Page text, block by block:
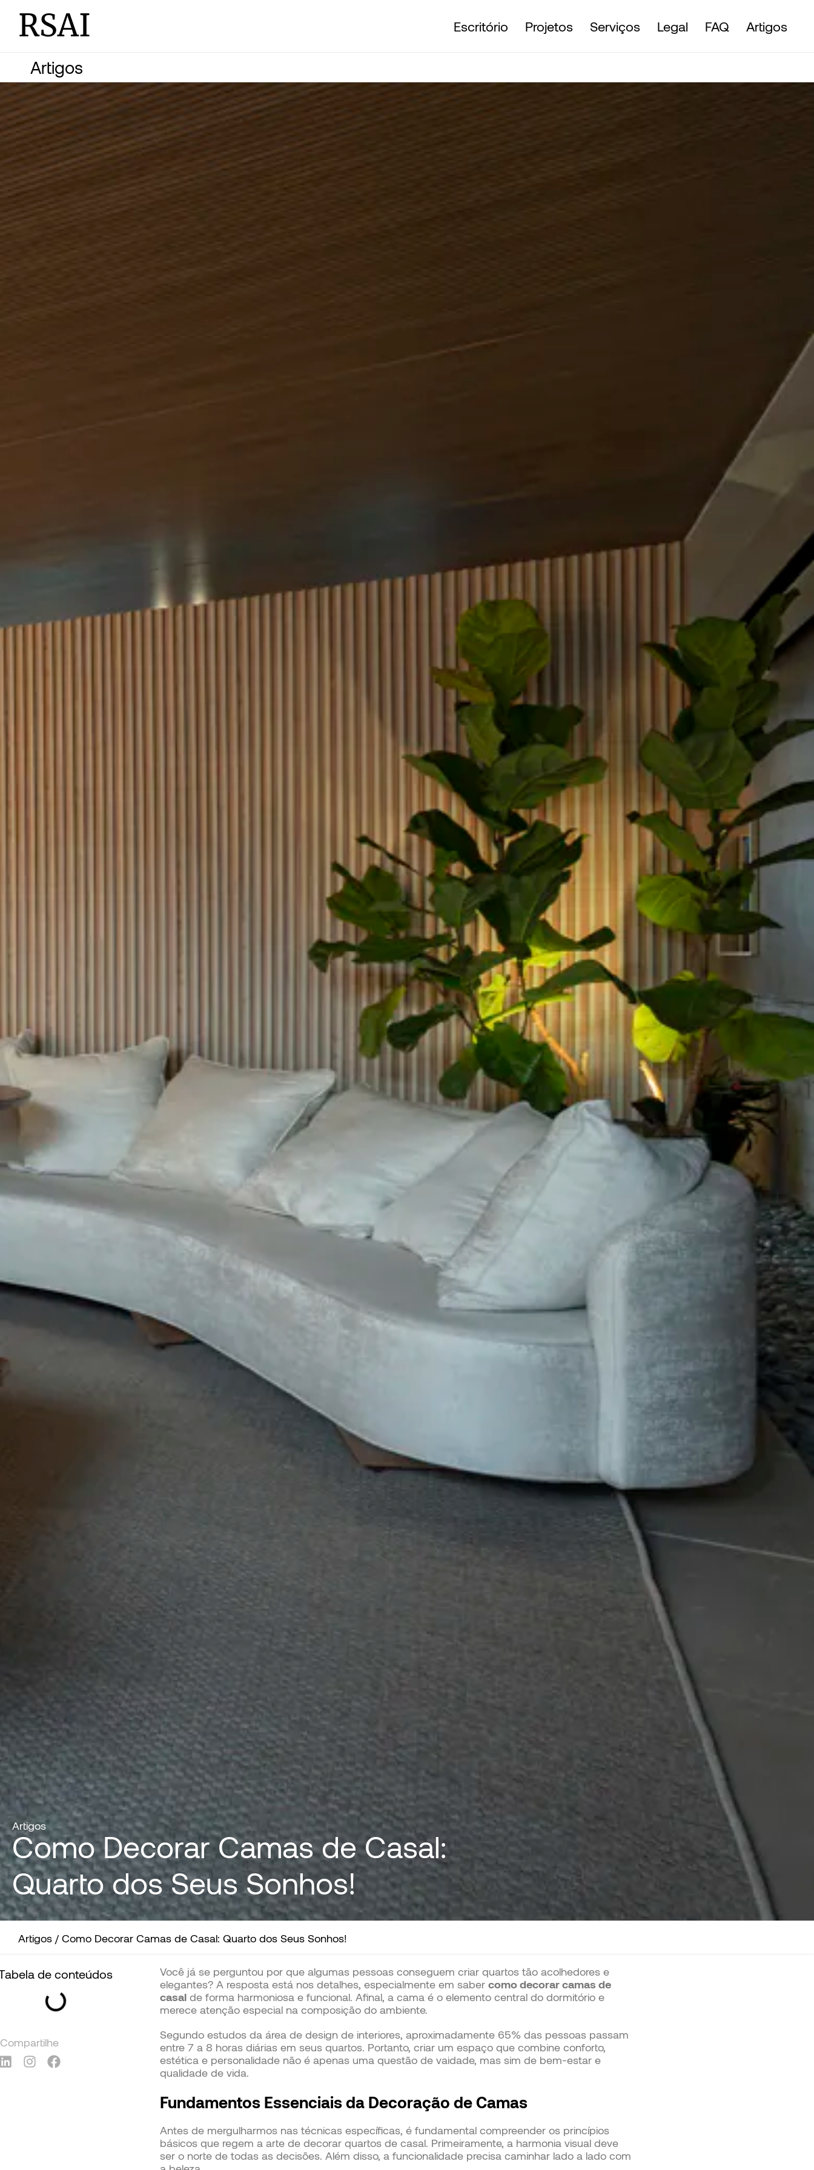
RSAI Escritório Projetos Serviços Legal FAQ Artigos
Artigos
Artigos
Como Decorar Camas de Casal:
Quarto dos Seus Sonhos!
Artigos / Como Decorar Camas de Casal: Quarto dos Seus Sonhos!
de conteúdos
Compartilhe
Você já se perguntou por que algumas pessoas conseguem criar quartos tão acolhedores e
elegantes? A resposta está nos detalhes, especialmente em saber como decorar camas de
casalde forma harmoniosa e funcional. Afinal, a cama é o elemento central do dormitório e
merece atenção especial na composição do ambiente.
Segundo estudos da área de design de interiores, aproximadamente 65% das pessoas passam
entre 7 a 8 horas diárias em seus quartos. Portanto, criar um espaço que combine conforto,
estética e personalidade não é apenas uma questão de vaidade, mas sim de bem-estar e
qualidade de vida.
Fundamentos Essenciais da Decoração de Camas
Antes de mergulharmos nas técnicas específicas, é fundamental compreender os princípios
básicos que regem a arte de decorar quartos de casal. Primeiramente, a harmonia visual deve
ser o norte de todas as decisões. Além disso, a funcionalidade precisa caminhar lado a lado com